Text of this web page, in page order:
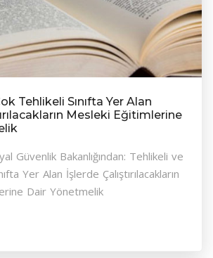
Tehlikeli Sınıfta Yer Alan
Mesleki Eğitimlerine
Güvenlik Bakanlığından: Tehlikeli ve
Yer Alan İşlerde Çalıştırılacakların
Dair Yönetmelik